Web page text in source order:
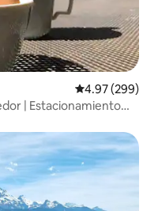
Calificación
4.97 (299)
| Estacionamiento